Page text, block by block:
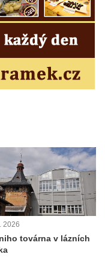
na
v
2026
továrna v lázních